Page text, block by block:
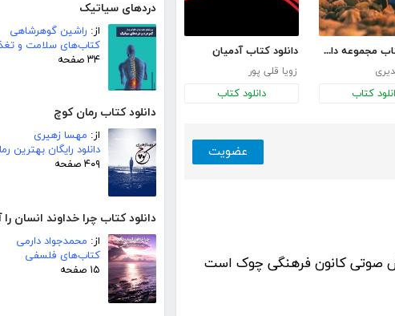
دردهای سیاتیک
از: راشین گوهرشاهی
کتاب‌های سلامت و
۳۴ صفحه
دانلود کتاب رمان کوچ
از: مهسا زهیری
دانلود رایگان بهترین
۴۰۹ صفحه
دانلود کتاب چرا خداوند انسان را
از: محمدجواد دارمی
کتاب‌های فلسفی
۱۵ صفحه
دانلود کتاب مجموعه داستان‌های دقیقه‌هام
کتاب
دانلود کتاب آدمیان
زویا قلی پور
دانلود کتاب
عضویت
صوتی کانون فرهنگی چوک است